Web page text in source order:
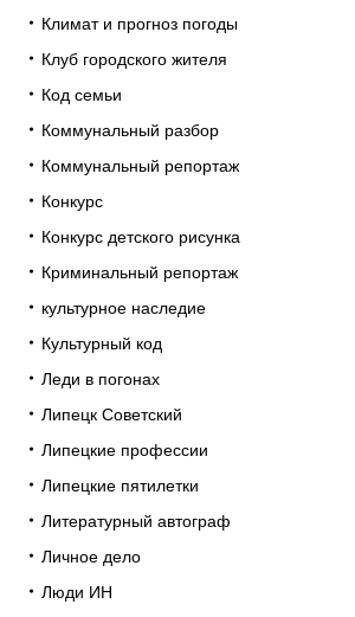
Климат и прогноз погоды
Клуб городского жителя
Код семьи
Коммунальный разбор
Коммунальный репортаж
Конкурс
Конкурс детского рисунка
Криминальный репортаж
культурное наследие
Культурный код
Леди в погонах
Липецк Советский
Липецкие профессии
Липецкие пятилетки
Литературный автограф
Личное дело
Люди ИН